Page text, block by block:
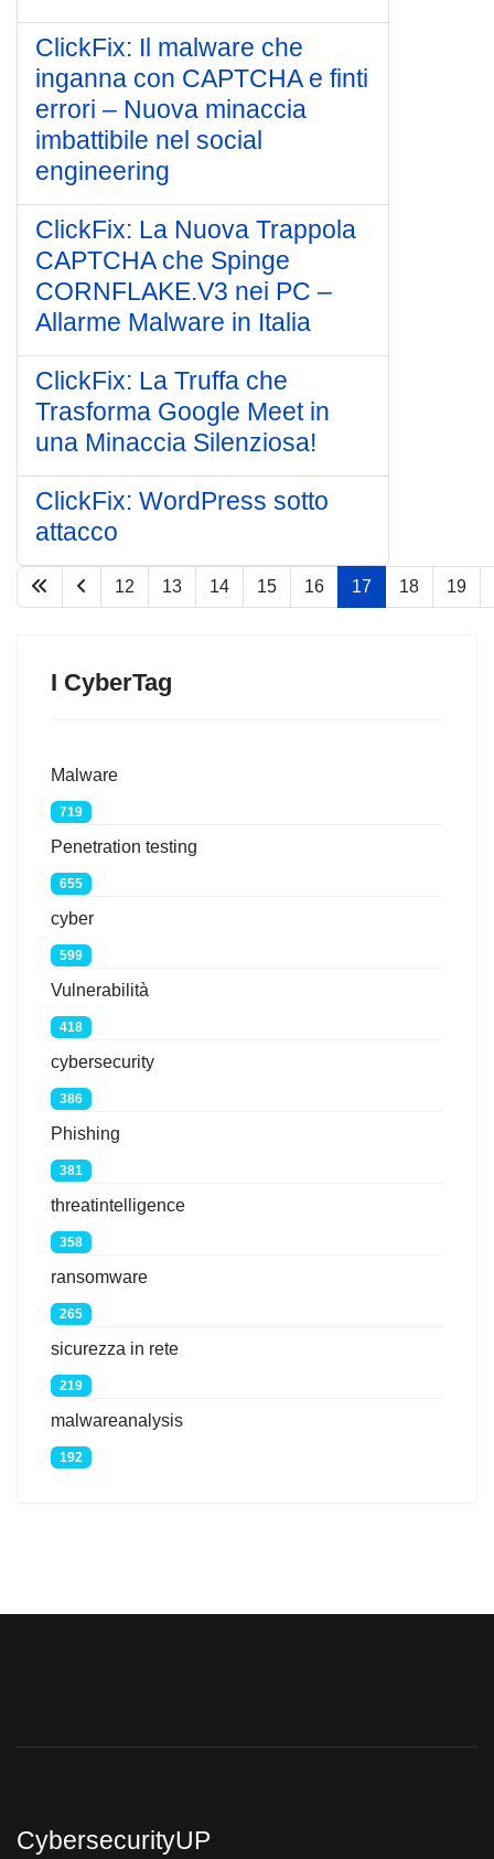
ClickFix: Il malware che
inganna con CAPTCHA e finti
errori – Nuova minaccia
imbattibile nel social
engineering
ClickFix: La Nuova Trappola
CAPTCHA che Spinge
CORNFLAKE.V3 nei PC –
Allarme Malware in Italia
ClickFix: La Truffa che
Trasforma Google Meet in
una Minaccia Silenziosa!
ClickFix: WordPress sotto
attacco
Pagina 17 di 75
12 13 14 15 16 17 18 19
I CyberTag
Malware
719
Penetration testing
655
cyber
599
Vulnerabilità
418
cybersecurity
386
Phishing
381
threatintelligence
358
ransomware
265
sicurezza in rete
219
malwareanalysis
192
CybersecurityUP